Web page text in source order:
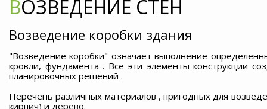
ВОЗВЕДЕНИЕ СТЕН
Возведение коробки здания
"Возведение коробки" означает выполнение
кровли, фундамента . Все эти элементы конструкции
планировочных решений .
Перечень различных материалов , пригодных для
кирпич) и дерево.